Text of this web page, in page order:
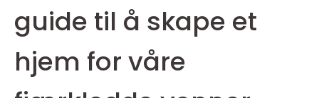
guide til å skape et
hjem for våre